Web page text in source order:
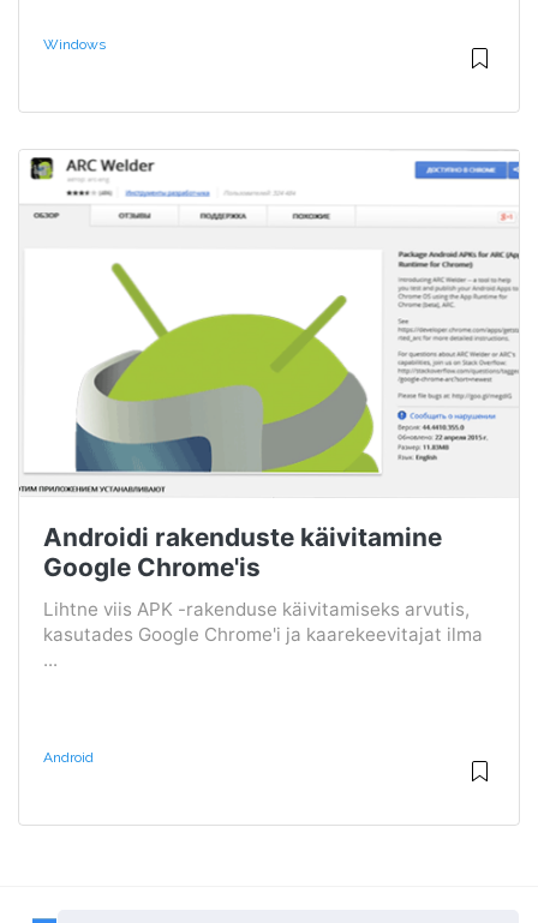
Windows
Androidi rakenduste käivitamine
Google Chrome'is
Lihtne viis APK -rakenduse käivitamiseks arvutis,
kasutades Google Chrome'i ja kaarekeevitajat ilma
...
Android